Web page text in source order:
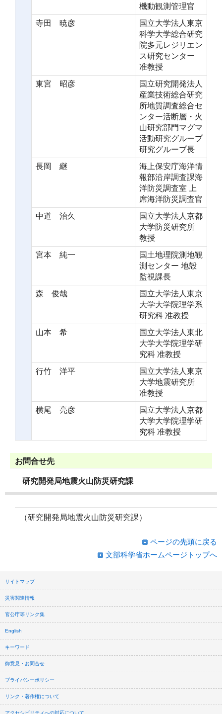
機動観測管理官
寺田 暁彦
国立大学法人東京
科学大学総合研究
院多元レジリエン
ス研究センター
准教授
東宮 昭彦
国立研究開発法人
産業技術総合研究
所地質調査総合セ
ンター活断層・火
山研究部門マグマ
活動研究グループ
研究グループ長
長岡 継
海上保安庁海洋情
報部沿岸調査課海
洋防災調査室 上
席海洋防災調査官
中道 治久
国立大学法人京都
大学防災研究所
教授
宮本 純一
国土地理院測地観
測センター 地殻
監視課長
森 俊哉
国立大学法人東京
大学大学院理学系
研究科 准教授
山本 希
国立大学法人東北
大学大学院理学研
究科 准教授
行竹 洋平
国立大学法人東京
大学地震研究所
准教授
横尾 亮彦
国立大学法人京都
大学大学院理学研
究科 准教授
お問合せ先
研究開発局地震火山防災研究課
（研究開発局地震火山防災研究課）
ページの先頭に戻る
文部科学省ホームページトップへ
サイトマップ
災害関連情報
官公庁等リンク集
English
キーワード
御意見・お問合せ
プライバシーポリシー
リンク・著作権について
アクセシビリティへの対応について